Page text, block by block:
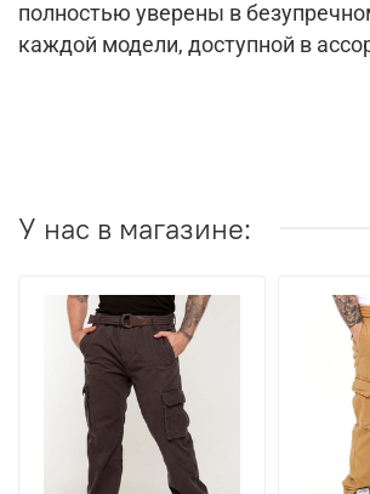
полностью уверены в
каждой модели, доступной в
У нас в магазине: